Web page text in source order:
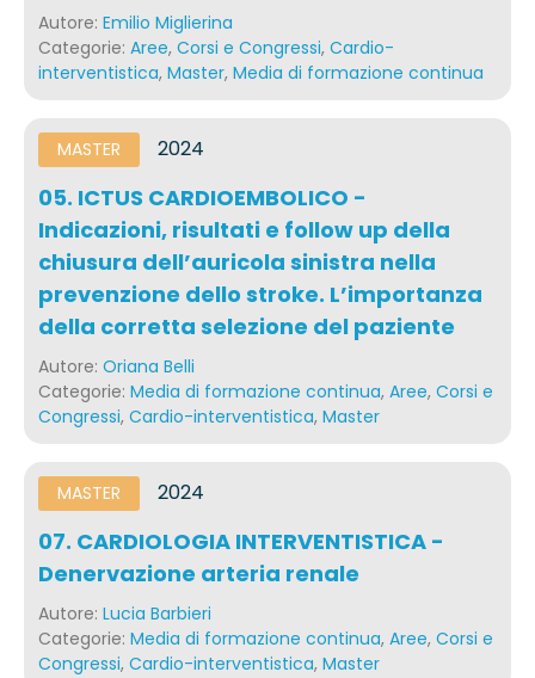
Autore: Emilio Miglierina
Categorie: Aree, Corsi e Congressi, Cardio-
interventistica, Master, Media di formazione continua
MASTER 2024
05. ICTUS CARDIOEMBOLICO -
Indicazioni, risultati e follow up della
chiusura dell’auricola sinistra nella
prevenzione dello stroke. L’importanza
della corretta selezione del paziente
Autore: Oriana Belli
Categorie: Media di formazione continua, Aree, Corsi e
Congressi, Cardio-interventistica, Master
MASTER 2024
07. CARDIOLOGIA INTERVENTISTICA -
Denervazione arteria renale
Autore: Lucia Barbieri
Categorie: Media di formazione continua, Aree, Corsi e
Congressi, Cardio-interventistica, Master